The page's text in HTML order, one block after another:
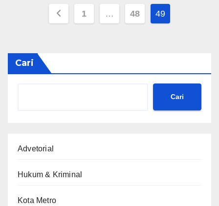
Paginasi
1 … 48 49
Cari
Cari
Advetorial
Hukum & Kriminal
Kota Metro